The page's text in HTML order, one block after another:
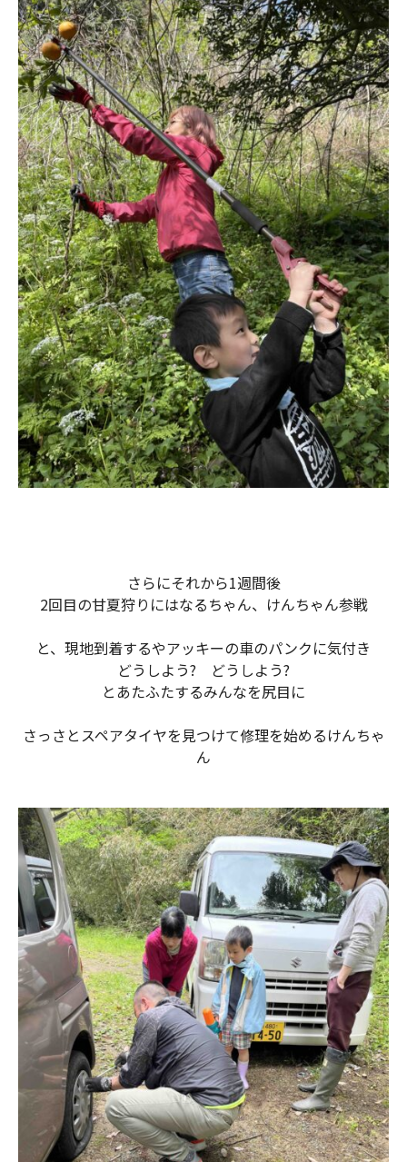
さらにそれから1週間後
2回目の甘夏狩りにはなるちゃん、けんちゃん参戦
と、現地到着するやアッキーの車のパンクに気付き
どうしよう? どうしよう?
とあたふたするみんなを尻目に
さっさとスペアタイヤを見つけて修理を始めるけんちゃ
ん